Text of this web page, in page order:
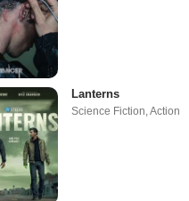
Lanterns
Science Fiction,Action